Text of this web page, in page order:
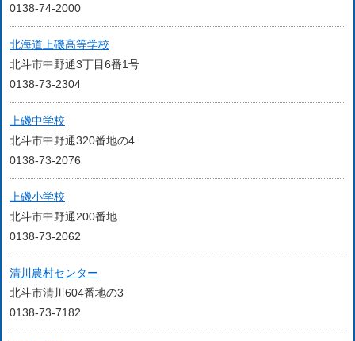
0138-74-2000
北海道上磯高等学校
北斗市中野通3丁目6番1号
0138-73-2304
上磯中学校
北斗市中野通320番地の4
0138-73-2076
上磯小学校
北斗市中野通200番地
0138-73-2062
清川農村センター
北斗市清川604番地の3
0138-73-7182